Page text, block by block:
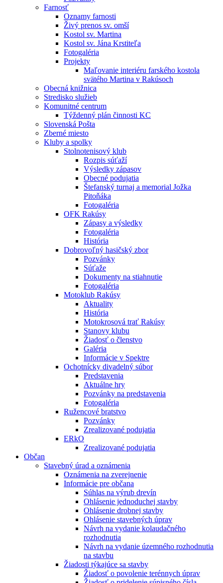
Farnosť
Oznamy farnosti
Živý prenos sv. omší
Kostol sv. Martina
Kostol sv. Jána Krstiteľa
Fotogaléria
Projekty
Maľovanie interiéru farského kostola
svätého Martina v Rakúsoch
Obecná knižnica
Stredisko služieb
Komunitné centrum
Týždenný plán činnosti KC
Slovenská Pošta
Zberné miesto
Kluby a spolky
Stolnotenisový klub
Rozpis súťaží
Výsledky zápasov
Obecné podujatia
Štefanský turnaj a memorial Jožka
Pitoňáka
Fotogaléria
OFK Rakúsy
Zápasy a výsledky
Fotogaléria
História
Dobrovoľný hasičský zbor
Pozvánky
Súťaže
Dokumenty na stiahnutie
Fotogaléria
Motoklub Rakúsy
Aktuality
História
Motokrosová trať Rakúsy
Stanovy klubu
Žiadosť o členstvo
Galéria
Informácie v Spektre
Ochotnícky divadelný súbor
Predstavenia
Aktuálne hry
Pozvánky na predstavenia
Fotogaléria
Ružencové bratstvo
Pozvánky
Zrealizované podujatia
ERkO
Zrealizované podujatia
Občan
Stavebný úrad a oznámenia
Oznámenia na zverejnenie
Informácie pre občana
Súhlas na výrub drevín
Ohlásenie jednoduchej stavby
Ohlásenie drobnej stavby
Ohlásenie stavebných úprav
Návrh na vydanie kolaudačného
rozhodnutia
Návrh na vydanie územného rozhodnutia
na stavbu
Žiadosti týkajúce sa stavby
Žiadosť o povolenie terénnych úprav